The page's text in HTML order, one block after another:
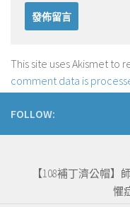
This site uses Akismet to
comment data is
FOLLOW:
【108補丁濟公帽
懼